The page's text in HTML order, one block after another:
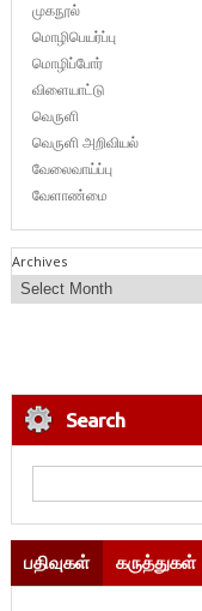
முகநூல்
மொழிபெயர்ப்பு
மொழிப்போர்
விளையாட்டு
வெருளி
வெருளி அறிவியல்
வேலைவாய்ப்பு
வேளாண்மை
Archives
Search
பதிவுகள் கருத்துகள்